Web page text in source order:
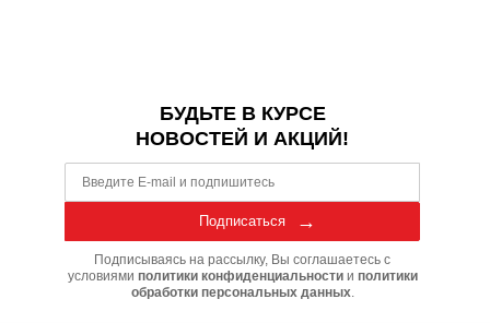
БУДЬТЕ В КУРСЕ
НОВОСТЕЙ И АКЦИЙ!
Подписаться
Подписываясь на рассылку, Вы соглашаетесь с
условиями политики конфиденциальностии политики
обработки персональных данных.